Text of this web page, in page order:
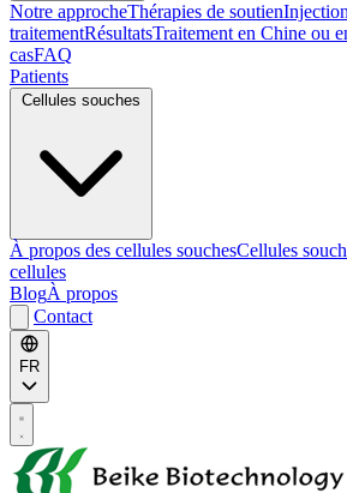
Notre approcheThérapies de soutien
traitementRésultatsTraitement en Chine ou
casFAQ
Patients
À propos des cellules souchesCellules
cellules
BlogÀ propos
Contact
FR